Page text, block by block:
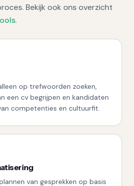
Bekijk ook ons overzicht
.
op trefwoorden zoeken,
een cv begrijpen en kandidaten
competenties en cultuurfit.
van gesprekken op basis